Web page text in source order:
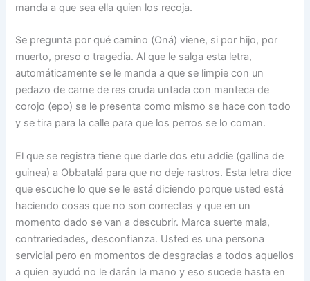
manda a que sea ella quien los recoja.
Se pregunta por qué camino (Oná) viene, si por hijo, por
muerto, preso o tragedia. Al que le salga esta letra,
automáticamente se le manda a que se limpie con un
pedazo de carne de res cruda untada con manteca de
corojo (epo) se le presenta como mismo se hace con todo
y se tira para la calle para que los perros se lo coman.
El que se registra tiene que darle dos etu addie (gallina de
guinea) a Obbatalá para que no deje rastros. Esta letra dice
que escuche lo que se le está diciendo porque usted está
haciendo cosas que no son correctas y que en un
momento dado se van a descubrir. Marca suerte mala,
contrariedades, desconfianza. Usted es una persona
servicial pero en momentos de desgracias a todos aquellos
a quien ayudó no le darán la mano y eso sucede hasta en